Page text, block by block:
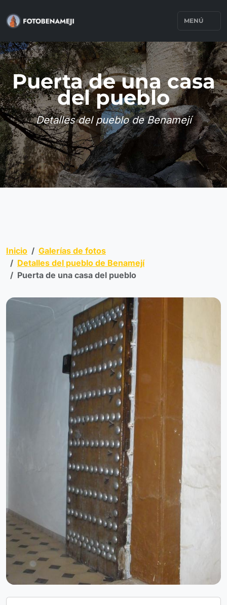
MENÚ
Puerta de una casa
del pueblo
Detalles del pueblo de Benamejí
Inicio
Galerías de fotos
Detalles del pueblo de Benamejí
Puerta de una casa del pueblo